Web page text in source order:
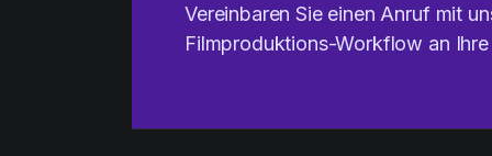
Vereinbaren Sie einen Anruf mit
Filmproduktions-Workflow an